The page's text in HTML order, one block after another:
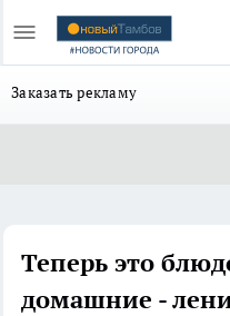
Заказать рекламу
Теперь это
домашние -